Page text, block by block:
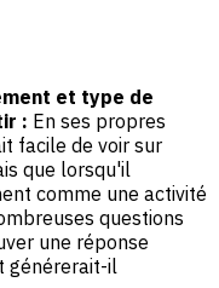
et type de
: En ses propres
facile de voir sur
que lorsqu'il
comme une activité
questions
une réponse
générerait-il